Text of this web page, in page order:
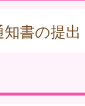
書の提出